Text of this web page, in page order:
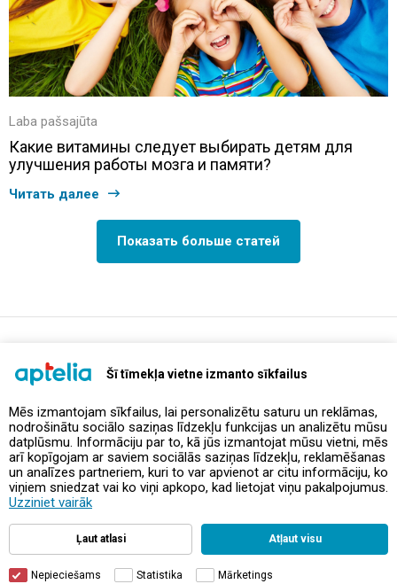
Šī tīmekļa vietne izmanto sīkfailus
Mēs izmantojam sīkfailus, lai personalizētu saturu un reklāmas,
nodrošinātu sociālo saziņas līdzekļu funkcijas un analizētu mūsu
datplūsmu. Informāciju par to, kā jūs izmantojat mūsu vietni, mēs
arī kopīgojam ar saviem sociālās saziņas līdzekļu, reklamēšanas
un analīzes partneriem, kuri to var apvienot ar citu informāciju, ko
viņiem sniedzat vai ko viņi apkopo, kad lietojat viņu pakalpojumus.
Uzziniet vairāk
Ļaut atlasi Atļaut visu
Nepieciešams Statistika Mārketings
Laba pašsajūta
Какие витамины следует выбирать детям для
улучшения работы мозга и памяти?
Читать далее
Показать больше статей
Предложения и акции
Контакты